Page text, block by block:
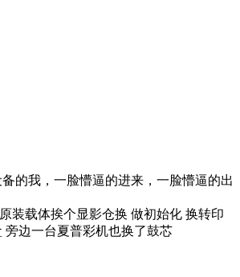
的我，一脸懵逼的进来，一脸懵逼的出
装载体挨个显影仓换 做初始化 换转印
旁边一台夏普彩机也换了鼓芯